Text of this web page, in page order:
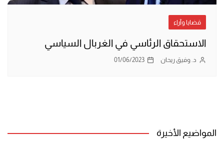
قضايا وآراء
الاستحقاق الرئاسي في الغربال السياسي
د. وفيق ريحان 01/06/2023
المواضيع الأخيرة